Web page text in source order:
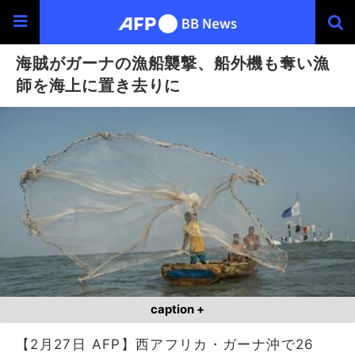
海賊がガーナの漁船襲撃、船外機も奪い漁
師を海上に置き去りに
caption +
【2月27日 AFP】西アフリカ・ガーナ沖で26